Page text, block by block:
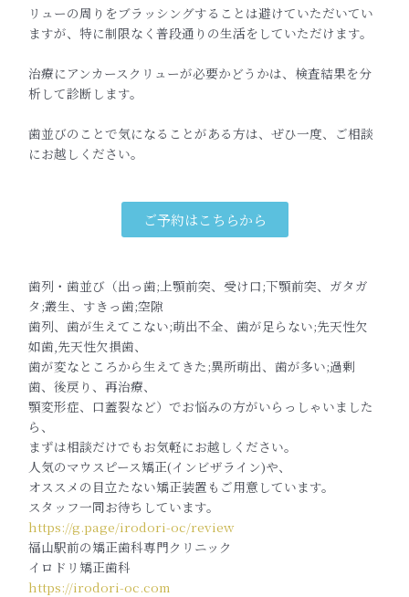
リューの周りをブラッシングすることは避けていただいてい
ますが、特に制限なく普段通りの生活をしていただけます。
治療にアンカースクリューが必要かどうかは、 検査結果を分
析して診断します。
歯並びのことで気になることがある方は、ぜひ一度、 ご相談
にお越しください。
ご予約はこちらから
歯列・歯並び（出っ歯;上顎前突、受け口;下顎前突、ガタガ
タ;叢生、すきっ歯;空隙
歯列、歯が生えてこない;萌出不全、歯が足らない;先天性欠
如歯,先天性欠損歯、
歯が変なところから生えてきた;異所萌出、歯が多い;過剰
歯、後戻り、再治療、
顎変形症、口蓋裂など）でお悩みの方がいらっしゃいました
ら、
まずは相談だけでもお気軽にお越しください。
人気のマウスピース矯正(インビザライン)や、
オススメの目立たない矯正装置もご用意しています。
スタッフ一同お待ちしています。
https://g.page/irodori-oc/review
福山駅前の矯正歯科専門クリニック
イロドリ矯正歯科
https://irodori-oc.com